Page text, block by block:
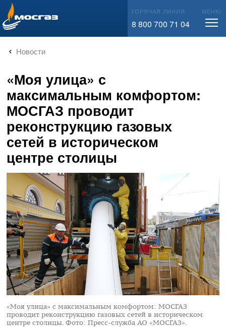
info@mos-gaz.ru ГОРЯЧАЯ ЛИНИЯ
8 800 700 71 04
МЕНЮ
Новости
«Моя улица» с
максимальным комфортом:
МОСГАЗ проводит
реконструкцию газовых
сетей в историческом
центре столицы
«Моя улица» с максимальным комфортом: МОСГАЗ
проводит реконструкцию газовых сетей в историческом
центре столицы. Фото: Пресс-служба АО «МОСГАЗ».